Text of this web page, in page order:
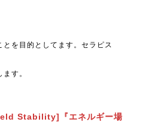
を目的としてます。セラピス
す。
Stability]『エネルギー場